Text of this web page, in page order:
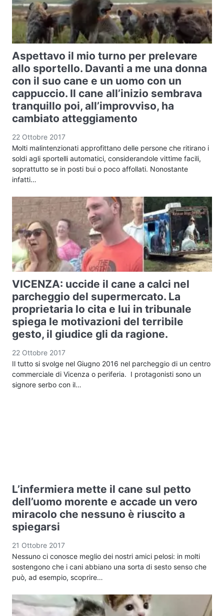
Aspettavo il mio turno per prelevare
allo sportello. Davanti a me una donna
con il suo cane e un uomo con un
cappuccio. Il cane all’inizio sembrava
tranquillo poi, all’improvviso, ha
cambiato atteggiamento
22 Ottobre 2017
Molti malintenzionati approfittano delle persone che ritirano i
soldi agli sportelli automatici, considerandole vittime facili,
soprattutto se in posti bui o poco affollati. Nonostante
infatti…
VICENZA: uccide il cane a calci nel
parcheggio del supermercato. La
proprietaria lo cita e lui in tribunale
spiega le motivazioni del terribile
gesto, il giudice gli da ragione.
22 Ottobre 2017
Il tutto si svolge nel Giugno 2016 nel parcheggio di un centro
commerciale di Vicenza o periferia. I protagonisti sono un
signore serbo con il…
L’infermiera mette il cane sul petto
dell’uomo morente e accade un vero
miracolo che nessuno è riuscito a
spiegarsi
21 Ottobre 2017
Nessuno ci conosce meglio dei nostri amici pelosi: in molti
sostengono che i cani abbiano una sorta di sesto senso che
può, ad esempio, scoprire…